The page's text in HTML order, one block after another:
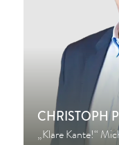
CHRISTOPH
„Klare Kante!“